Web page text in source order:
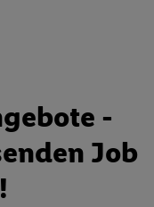
-
Job